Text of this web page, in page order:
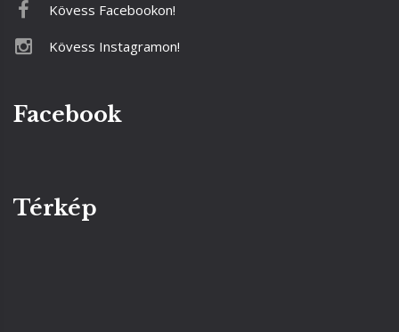
Kövess Facebookon!
Kövess Instagramon!
Facebook
Térkép